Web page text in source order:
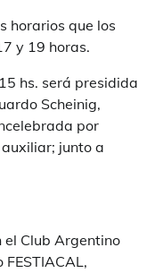
horarios que los
y 19 horas.
hs. será presidida
Scheinig,
por
junto a
el Club Argentino